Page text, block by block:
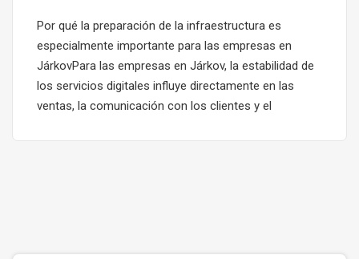
Por qué la preparación de la infraestructura es
especialmente importante para las empresas en
JárkovPara las empresas en Járkov, la estabilidad de
los servicios digitales influye directamente en las
ventas, la comunicación con los clientes y el